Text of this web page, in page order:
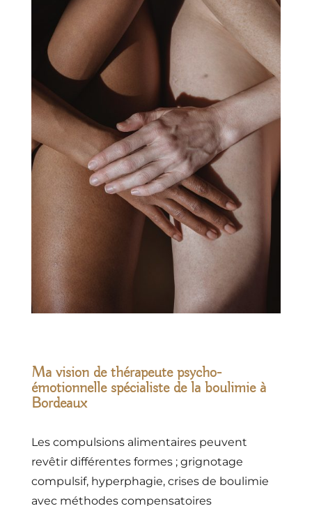
Ma vision de thérapeute psycho-
émotionnelle spécialiste de la boulimie à
Bordeaux
Les compulsions alimentaires peuvent
revêtir différentes formes ; grignotage
compulsif, hyperphagie, crises de boulimie
avec méthodes compensatoires